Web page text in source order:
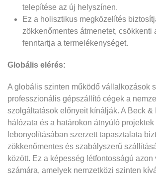
telepítése az új helyszínen.
Ez a holisztikus megközelítés
zökkenőmentes átmenetet, csökkenti
fenntartja a termelékenységet.
Globális elérés:
A globális szinten működő vállalkozások
professzionális gépszállító cégek a
szolgáltatások előnyeit kínálják. A Beck &
hálózata és a határokon átnyúló projektek
lebonyolításában szerzett tapasztalata
zökkenőmentes és szabályszerű
között. Ez a képesség létfontosságú azon
számára, amelyek nemzetközi szinten